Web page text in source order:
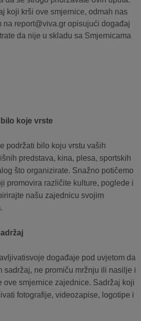
koji krši ove smjernice, odmah nas
na report@viva.gr opisujući događaj
da nije u skladu sa Smjernicama
koje vrste
podržati bilo koju vrstu vaših
predstava, kina, plesa, sportskih
što organizirate. Snažno potičemo
promovira različite kulture, poglede i
našu zajednicu svojim
događaje pod uvjetom da
sadržaj, ne promiču mržnju ili nasilje i
ove smjernice zajednice. Sadržaj koji
​​fotografije, videozapise, logotipe i